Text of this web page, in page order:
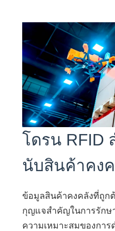
ดำเนินงานแล
บริการที่ดีเยี่ย
ติดต่อเรา
โดรน RFID
นับสินค้าคง
ข้อมูลสินค้าคงคลังที่ถูก
กุญแจสำคัญในการรักษ
ความเหมาะสมของการ